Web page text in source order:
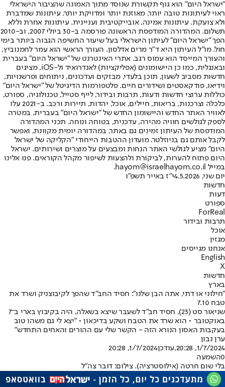
"ישראל היום" הוא גוף תקשורת שנוסד מתוך האמונה שהציבור הישראלי
ראוי לעיתונות טובה יותר, מאוזנת יותר ומדויקת יותר. עיתונות שמדברת
ולא צועקת. עיתונות אמינה, אובייקטיבית ועניינית. עיתונות אחרת וללא
תשלום. המהדורה המודפסת הראשונה פורסמה ב-30 ביולי 2007, וב-2010
הפך "ישראל היום" לעיתון הישראלי בעל שיעור החשיפה הגבוה ביותר בימי
חול. מו"ל העיתון היא ד"ר מרים אדלסון. העורך הראשי הוא עמר לחמנוביץ,
והעורך המייסד הוא עמוס רגב. אתרי האינטרנט של "ישראל היום" בעברית
ובאנגלית, כמו כן היישומונים (אפליקציות) לאנדרואיד ול-iOS, מציגים
חדשות מסביב לשעון, תוכן בלעדי, מבזקים ועדכונים, ניתוחים ופרשנויות,
וידיאו, פודקאסטים ושידורים חיים. פלטפורמות הדיגיטל של "ישראל היום"
כוללות ערוצי חדשות ודעות, תרבות ובידור, לייף סטייל, טכנולוגיה, ספורט,
כלכלה וצרכנות, בריאות, חיילים, אוכל, יהדות, תיירות ורכב. ב-2021 עלו
לאוויר האתר החדש והיישומון החדש של "ישראל היום" בעברית, במטרה
לספק לגולשים חוויה מהירה, עדכנית, בטוחה ונוחה. תכני המהדורה
המודפסת של העיתון זמינים גם באתר, במהדורה יומית מקוונת, ואפשר
לקבל אותם גם בניוזלטר. מועדון ההטבות הייחודי "הקליקה של ישראל
היום" מציע לגולשי האתר הנחות ומבצעים על מוצרים ושירותים. ישראל
היום פתוח להערות, לביקורת ולהצעות לשיפור מקהל הקוראים. פנו אלינו
במייל hayom@israelhayom.co.il.
יום שני, 4.5.2026
י"ז באייר תשפ"ו
חדשות
דעות
ספורט
ForReal
תרבות ובידור
אוכל
מגזין
אנחנו מגייסים
English
X
חדשות
בארץ
"חילוני או דתי, אתה הבן שלנו": חסיד החב"ד שהפך לקיבוצניק ושרד את
טבח 7.10
שניאור סט (23), חסיד חב"ד לשעבר שיצא בשאלה, היה בקיבוץ בארי ב־7
באוקטובר • הוא שרד את הטבח ושקע בדיכאון • "יצא לי גם משהו טוב
בעקבות האסון הנורא הזה - הקשר שלי עם ההורים והאחים התחדש"
ערן נבון
1/7/2024, 20:28
,עודכן1/7/2024, 20:28
0השמעה
בלי שום חרטה (אילוסטרציה). צילום: דובר צה"ל